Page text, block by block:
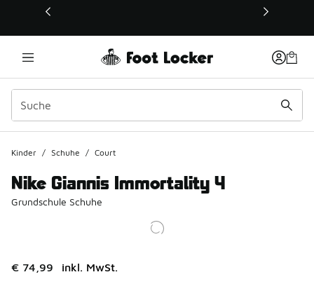
Dieser Link öffnet sich in einem neuen Fenster
Kinder / Schuhe / Court
Nike Giannis Immortality 4
Grundschule Schuhe
€ 74,99 inkl. MwSt.